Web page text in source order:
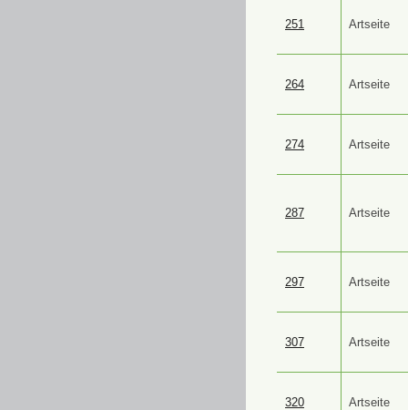
251 Artseite
264 Artseite
274 Artseite
287 Artseite
297 Artseite
307 Artseite
320 Artseite